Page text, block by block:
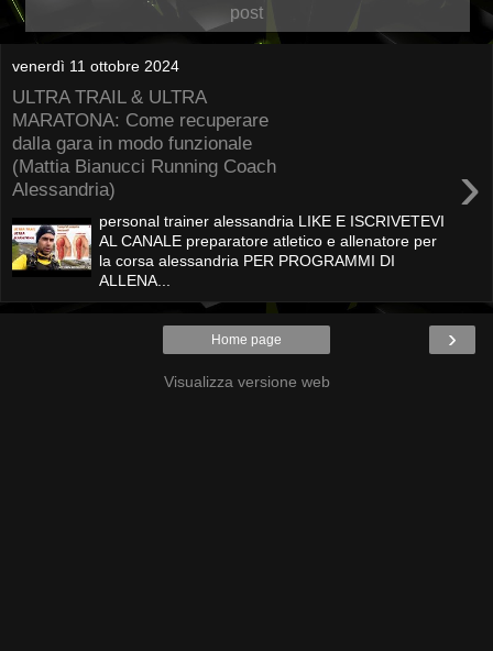
post
venerdì 11 ottobre 2024
ULTRA TRAIL & ULTRA
MARATONA: Come recuperare
dalla gara in modo funzionale
(Mattia Bianucci Running Coach
Alessandria)
›
personal trainer alessandria LIKE E ISCRIVETEVI
AL CANALE preparatore atletico e allenatore per
la corsa alessandria PER PROGRAMMI DI
ALLENA...
›
Home page
Visualizza versione web